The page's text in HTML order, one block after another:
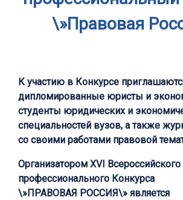
\»Правовая
К участию в Конкурсе
дипломированные юристы и
студенты юридических и
специальностей вузов, а также
со своими работами правовой
Организатором ХVI Всероссийского
профессионального Конкурса
\»ПРАВОВАЯ РОССИЯ\» является